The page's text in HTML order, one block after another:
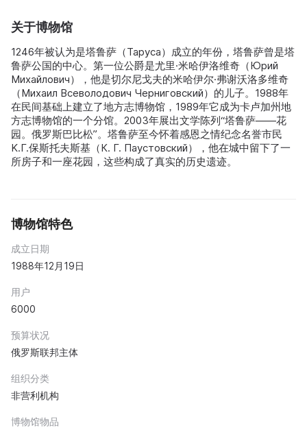
关于博物馆
1246年被认为是塔鲁萨（Таруса）成立的年份，塔鲁萨曾是塔
鲁萨公国的中心。第一位公爵是尤里·米哈伊洛维奇（Юрий
Михайлович），他是切尔尼戈夫的米哈伊尔·弗谢沃洛多维奇
（Михаил Всеволодович Черниговский）的儿子。1988年
在民间基础上建立了地方志博物馆，1989年它成为卡卢加州地
方志博物馆的一个分馆。2003年展出文学陈列“塔鲁萨——花
园。俄罗斯巴比松”。塔鲁萨至今怀着感恩之情纪念名誉市民
K.Г.保斯托夫斯基（К. Г. Паустовский），他在城中留下了一
所房子和一座花园，这些构成了真实的历史遗迹。
博物馆特色
成立日期
1988年12月19日
用户
6000
预算状况
俄罗斯联邦主体
组织分类
非营利机构
博物馆物品